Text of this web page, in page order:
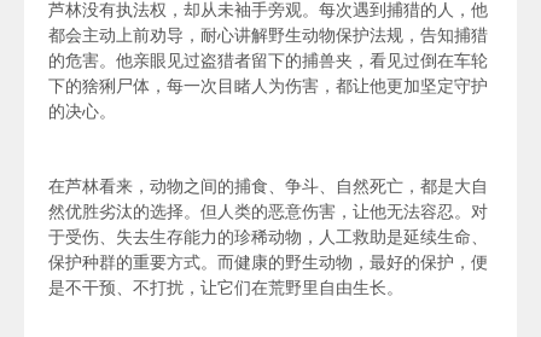
芦林没有执法权，却从未袖手旁观。每次遇到捕猎的人，他
都会主动上前劝导，耐心讲解野生动物保护法规，告知捕猎
的危害。他亲眼见过盗猎者留下的捕兽夹，看见过倒在车轮
下的猞猁 尸体，每一次目睹人为伤害，都让他更加坚定守护
的决心。
在芦林看来，动物之间的捕食、争斗、自然死亡，都是大自
然优胜劣汰的选择。但人类的恶意伤害，让他无法容忍。对
于受伤、失去生存能力的珍稀动物，人工救助是延续生命、
保护种群的重要方式。而健康的野生动物，最好的保护，便
是不干预、不打扰，让它们在荒野里自由生长。